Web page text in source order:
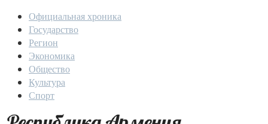
Официальная хроника
Государство
Регион
Экономика
Общество
Культура
Спорт